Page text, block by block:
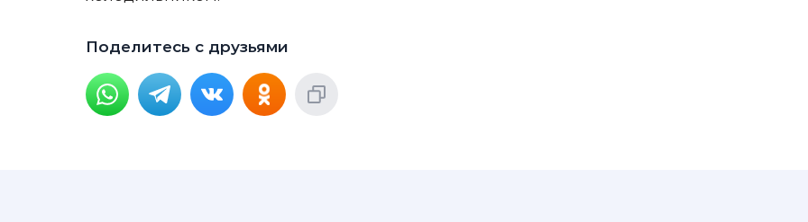
Поделитесь с друзьями